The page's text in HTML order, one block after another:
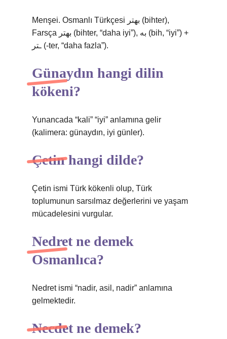
Menşei. Osmanlı Türkçesi بهتر‎ (bihter),
Farsça بهتر‎ (bihter, “daha iyi”), به‎ (bih, “iyi”) +
ـتر‎ (-ter, “daha fazla”).
Günaydın hangi dilin
kökeni?
Yunancada “kali” “iyi” anlamına gelir
(kalimera: günaydın, iyi günler).
Çetin hangi dilde?
Çetin ismi Türk kökenli olup, Türk
toplumunun sarsılmaz değerlerini ve yaşam
mücadelesini vurgular.
Nedret ne demek
Osmanlıca?
Nedret ismi “nadir, asil, nadir” anlamına
gelmektedir.
Necdet ne demek?